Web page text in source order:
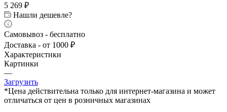
5 269 ₽
Нашли дешевле?
Самовывоз - бесплатно
Доставка - от 1000 ₽
Характеристики
Картинки
—
Загрузить
*Цена действительна только для интернет-магазина и может
отличаться от цен в розничных магазинах